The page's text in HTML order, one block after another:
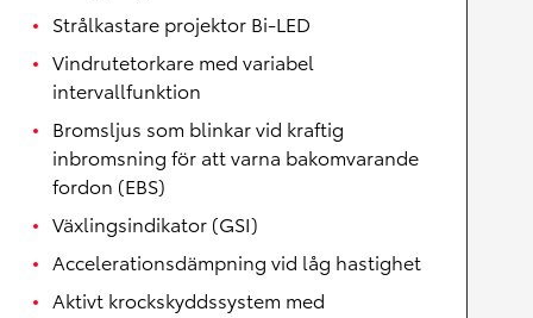
Strålkastare projektor Bi-LED
Vindrutetorkare med variabel
intervallfunktion
Bromsljus som blinkar vid kraftig
inbromsning för att varna bakomvarande
fordon (EBS)
Växlingsindikator (GSI)
Accelerationsdämpning vid låg hastighet
Aktivt krockskyddssystem med